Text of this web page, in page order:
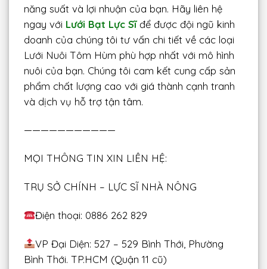
năng suất và lợi nhuận của bạn. Hãy liên hệ
ngay với Lưới Bạt Lực Sĩđể được đội ngũ kinh
doanh của chúng tôi tư vấn chi tiết về các loại
Lưới Nuôi Tôm Hùm phù hợp nhất với mô hình
nuôi của bạn. Chúng tôi cam kết cung cấp sản
phẩm chất lượng cao với giá thành cạnh tranh
và dịch vụ hỗ trợ tận tâm.
———————————
MỌI THÔNG TIN XIN LIÊN HỆ:
TRỤ SỞ CHÍNH – LỰC SĨ NHÀ NÔNG
Điện thoại: 0886 262 829
VP Đại Diện: 527 – 529 Bình Thới, Phường
Bình Thới. TP.HCM (Quận 11 cũ)